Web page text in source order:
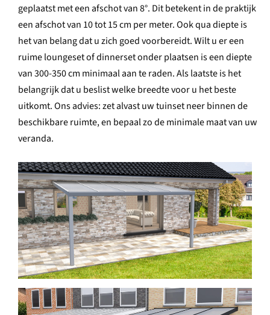
geplaatst met een afschot van 8°. Dit betekent in de praktijk
een afschot van 10 tot 15 cm per meter. Ook qua diepte is
het van belang dat u zich goed voorbereidt. Wilt u er een
ruime loungeset of dinnerset onder plaatsen is een diepte
van 300-350 cm minimaal aan te raden. Als laatste is het
belangrijk dat u beslist welke breedte voor u het beste
uitkomt. Ons advies: zet alvast uw tuinset neer binnen de
beschikbare ruimte, en bepaal zo de minimale maat van uw
veranda.